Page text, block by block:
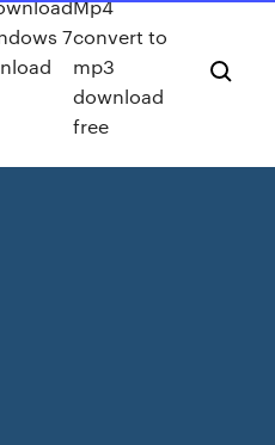
7
Mp4
convert to
mp3
download
free